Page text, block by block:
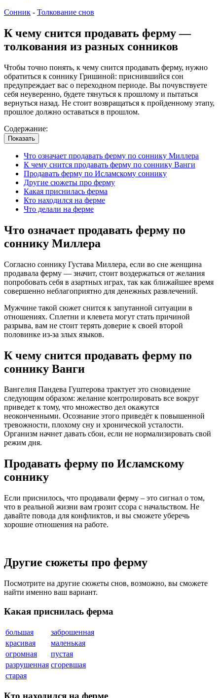
Сонник - Толкование снов
К чему снится продавать ферму —
толкования из разных сонников
Чтобы точно понять, к чему снится продавать ферму, нужно
обратиться к соннику Гришиной: приснившийся сон
предупреждает вас о переходном периоде. Вы почувствуете
себя неуверенно, будете тянуться к прошлому и пытаться
вернуться назад. Не стоит возвращаться к пройденному этапу,
прошлое должно оставаться в прошлом.
Содержание:
Показать
Что означает продавать ферму по соннику Миллера
К чему снится продавать ферму по соннику Ванги
Продавать ферму по Исламскому соннику
Другие сюжеты про ферму
Какая приснилась ферма
Кто находился на ферме
Что делали на ферме
Что означает продавать ферму по
соннику Миллера
Согласно соннику Густава Миллера, если во сне женщина
продавала ферму — значит, стоит воздержаться от желания
попробовать себя в азартных играх, так как ближайшее время
совершенно неблагоприятно для денежных развлечений.
Мужчине такой сюжет снится к запутанной ситуации в
отношениях. Сплетни и клевета могут стать причиной
разрыва, вам не стоит терять доверие к своей второй
половинке из-за злых языков.
К чему снится продавать ферму по
соннику Ванги
Вангелия Пaндева Гуштерова трактует это сновидение
следующим образом: желание контролировать все вокруг
приведет к тому, что множество дел окажутся
неоконченными. Осознание этого приведёт к повышенной
тревожности, плохому сну и хронической усталости.
Организм начнет давать сбои, если не нормализировать свой
режим дня.
Продавать ферму по Исламскому
соннику
Если приснилось, что продавали ферму – это сигнал о том,
что в реальной жизни вам грозит ссора с начальством. Не
давайте повода для конфликтов, и вы сможете уберечь
хорошие отношения на работе.
Другие сюжеты про ферму
Посмотрите на другие сюжеты снов, возможно, вы сможете
найти именно ваш вариант.
Какая приснилась ферма
большая
заброшенная
красивая
маленькая
огромная
пустая
разрушенная сгоревшая
старая
Кто находился на ферме